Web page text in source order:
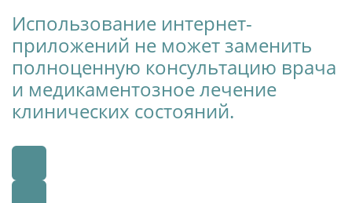
Использование интернет-
приложений не может заменить
полноценную консультацию врача
и медикаментозное лечение
клинических состояний.